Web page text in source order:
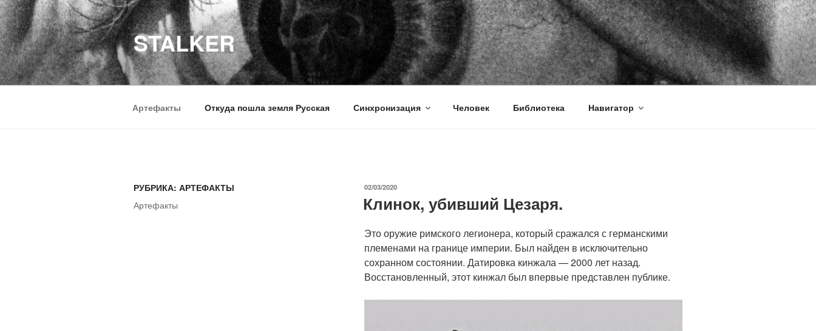
Перейти
к
содержимому
STALKER
Артефакты Откуда пошла земля Русская Синхронизация Человек Библиотека Навигатор
РУБРИКА: АРТЕФАКТЫ
Артефакты
ОПУБЛИКОВАНО
02/03/2020
Клинок, убивший Цезаря.
Это оружие римского легионера, который сражался с германскими
племенами на границе империи. Был найден в исключительно
сохранном состоянии. Датировка кинжала — 2000 лет назад.
Восстановленный, этот кинжал был впервые представлен публике.